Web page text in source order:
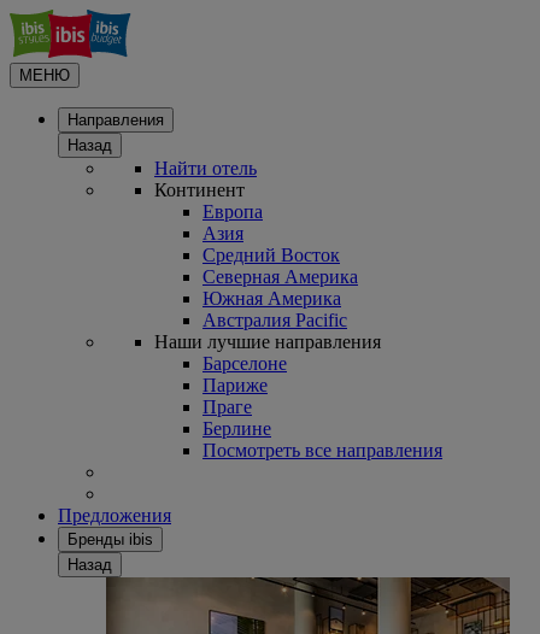
МЕНЮ
Направления
Назад
Найти отель
Континент
Европа
Азия
Средний Восток
Северная Америка
Южная Америка
Австралия Pacific
Наши лучшие направления
Барселоне
Париже
Праге
Берлине
Посмотреть все направления
Предложения
Бренды ibis
Назад